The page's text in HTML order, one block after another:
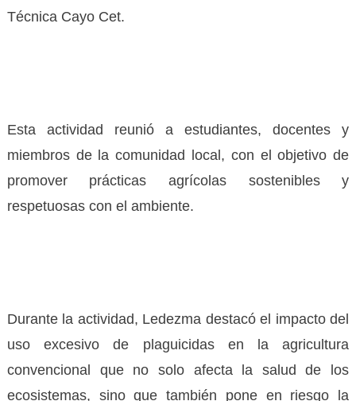
Técnica Cayo Cet.
Esta actividad reunió a estudiantes, docentes y
miembros de la comunidad local, con el objetivo de
promover prácticas agrícolas sostenibles y
respetuosas con el ambiente.
Durante la actividad, Ledezma destacó el impacto del
uso excesivo de plaguicidas en la agricultura
convencional que no solo afecta la salud de los
ecosistemas, sino que también pone en riesgo la